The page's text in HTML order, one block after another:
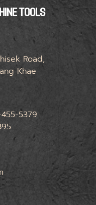
TOOLS
Road,
Khae
5379